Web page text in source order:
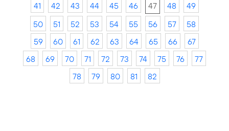
41
42 43 44 45 46 47 48
49
50
51 52 53 54 55 56 57
58
59
60 61 62 63 64 65 66
67
68
69 70 71 72 73 74 75 76
77
78
79 80 81 82